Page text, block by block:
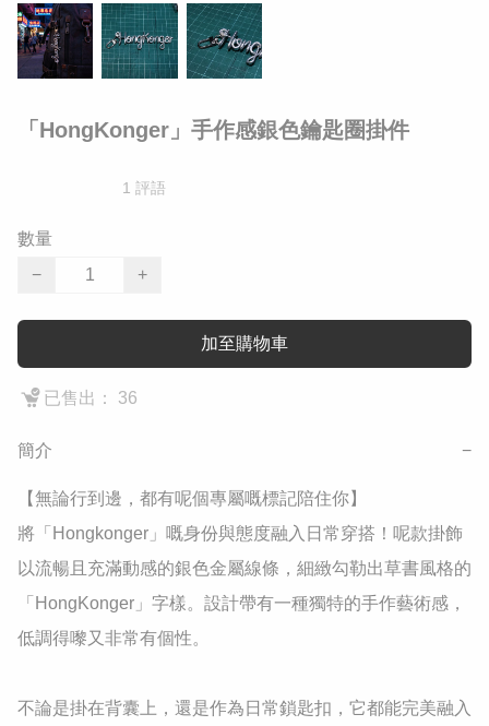
「HongKonger」手作感銀色鑰匙圈掛件
1 評語
數量
−
+
加至購物車
已售出： 36
簡介 −
​【無論行到邊，都有呢個專屬嘅標記陪住你】
​將「Hongkonger」嘅身份與態度融入日常穿搭！呢款掛飾
以流暢且充滿動感的銀色金屬線條，細緻勾勒出草書風格的
「HongKonger」字樣。設計帶有一種獨特的手作藝術感，
低調得嚟又非常有個性。
​不論是掛在背囊上，還是作為日常鎖匙扣，它都能完美融入